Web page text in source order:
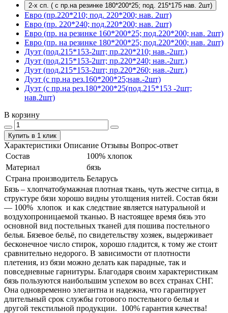
2-х сп. ( с пр.на резинке 180*200*25; под. 215*175 нав. 2шт)
Евро (пр.220*210; под. 220*200; нав. 2шт)
Евро (пр. 220*240; под.220*200; нав. 2шт)
Евро (пр. на резинке 160*200*25; под.220*200; нав. 2шт)
Евро (пр. на резинке 180*200*25; под.220*200; нав. 2шт)
Дуэт (под.215*153-2шт; пр.220*210; нав.-2шт.)
Дуэт (под.215*153-2шт; пр.220*240; нав.-2шт.)
Дуэт (под.215*153-2шт; пр.220*260; нав.-2шт.)
Дуэт (с пр.на рез.160*200*25;нав.-2шт)
Дуэт (с пр.на рез.180*200*25(под.215*153 -2шт;
нав.2шт)
В корзину
Купить в 1 клик
Характеристики Описание Отзывы Вопрос-ответ
Состав
100% хлопок
Материал
бязь
Страна производитель Беларусь
Бязь – хлопчатобумажная плотная ткань, чуть жестче ситца, в
структуре бязи хорошо видны утолщения нитей. Состав бязи
― 100% хлопок и как следствие является натуральной и
воздухопроницаемой тканью. В настоящее время бязь это
основной вид постельных тканей для пошива постельного
белья. Бязевое бельё, по свидетельству хозяек, выдерживает
бесконечное число стирок, хорошо гладится, к тому же стоит
сравнительно недорого. В зависимости от плотности
плетения, из бязи можно делать как парадные, так и
повседневные гарнитуры. Благодаря своим характеристикам
бязь пользуются наибольшим успехом во всех странах СНГ.
Она одновременно элегантна и надежна, что гарантирует
длительный срок службы готового постельного белья и
другой текстильной продукции. 100% гарантия качества!